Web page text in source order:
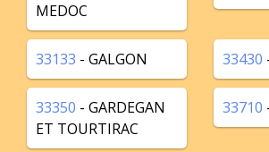
MEDOC
33133 - GALGON 33430
33350 - GARDEGAN
ET TOURTIRAC
33710